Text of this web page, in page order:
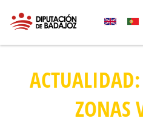
ZONAS